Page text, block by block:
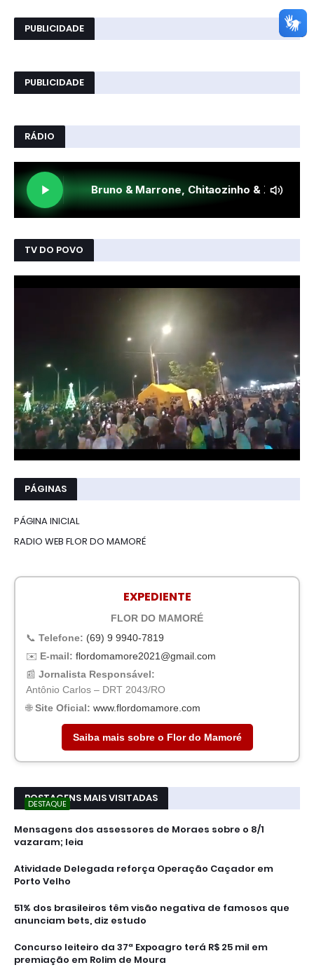
PUBLICIDADE
PUBLICIDADE
RÁDIO
TV DO POVO
PÁGINAS
PÁGINA INICIAL
RADIO WEB FLOR DO MAMORÉ
EXPEDIENTE
FLOR DO MAMORÉ
📞 Telefone: (69) 9 9940-7819
✉️ E-mail: flordomamore2021@gmail.com
📰 Jornalista Responsável:
Antônio Carlos – DRT 2043/RO
🌐Site Oficial: www.flordomamore.com
Saiba mais sobre o Flor do Mamoré
POSTAGENS MAIS VISITADAS
DESTAQUE
Mensagens dos assessores de Moraes sobre o 8/1
vazaram; leia
Atividade Delegada reforça Operação Caçador em
Porto Velho
51% dos brasileiros têm visão negativa de famosos que
anunciam bets, diz estudo
Concurso leiteiro da 37ª Expoagro terá R$ 25 mil em
premiação em Rolim de Moura